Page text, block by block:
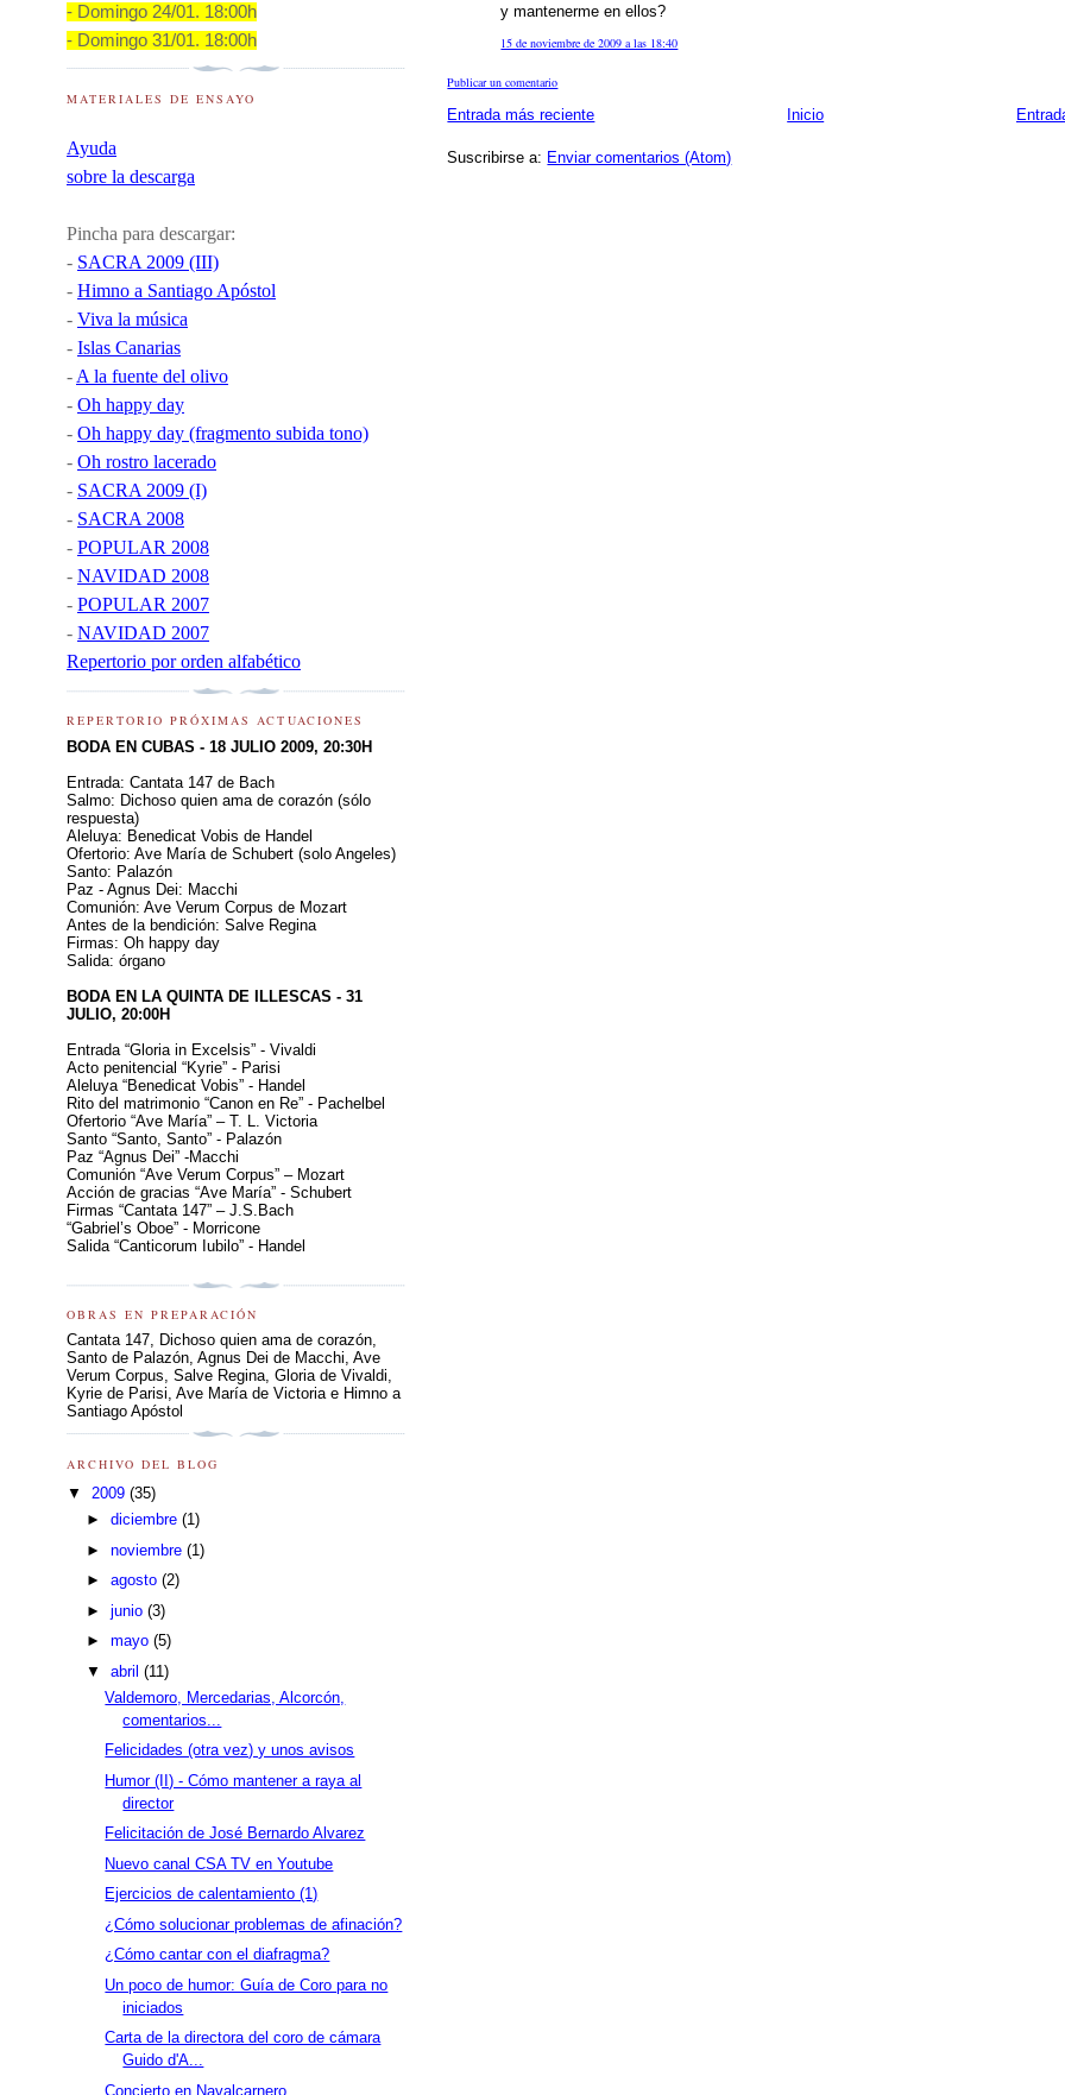
y mantenerme en ellos?
15 de noviembre de 2009 a las 18:40
Publicar un comentario
Entrada más reciente Inicio
Suscribirse a: Enviar comentarios (Atom)
- Domingo 24/01. 18:00h
- Domingo 31/01. 18:00h
MATERIALES DE ENSAYO
Ayuda
sobre la descarga
Pincha para descargar:
- SACRA 2009 (III)
- Himno a Santiago Apóstol
- Viva la música
- Islas Canarias
- A la fuente del olivo
- Oh happy day
- Oh happy day (fragmento subida tono)
- Oh rostro lacerado
- SACRA 2009 (I)
- SACRA 2008
- POPULAR 2008
- NAVIDAD 2008
- POPULAR 2007
- NAVIDAD 2007
Repertorio por orden alfabético
REPERTORIO PRÓXIMAS ACTUACIONES
BODA EN CUBAS - 18 JULIO 2009, 20:30H
Entrada: Cantata 147 de Bach
Salmo: Dichoso quien ama de corazón (sólo
respuesta)
Aleluya: Benedicat Vobis de Handel
Ofertorio: Ave María de Schubert (solo Angeles)
Santo: Palazón
Paz - Agnus Dei: Macchi
Comunión: Ave Verum Corpus de Mozart
Antes de la bendición: Salve Regina
Firmas: Oh happy day
Salida: órgano
BODA EN LA QUINTA DE ILLESCAS - 31
JULIO, 20:00H
Entrada “Gloria in Excelsis” - Vivaldi
Acto penitencial “Kyrie” - Parisi
Aleluya “Benedicat Vobis” - Handel
Rito del matrimonio “Canon en Re” - Pachelbel
Ofertorio “Ave María” – T. L. Victoria
Santo “Santo, Santo” - Palazón
Paz “Agnus Dei” -Macchi
Comunión “Ave Verum Corpus” – Mozart
Acción de gracias “Ave María” - Schubert
Firmas “Cantata 147” – J.S.Bach
“Gabriel’s Oboe” - Morricone
Salida “Canticorum Iubilo” - Handel
OBRAS EN PREPARACIÓN
Cantata 147, Dichoso quien ama de corazón,
Santo de Palazón, Agnus Dei de Macchi, Ave
Verum Corpus, Salve Regina, Gloria de Vivaldi,
Kyrie de Parisi, Ave María de Victoria e Himno a
Santiago Apóstol
ARCHIVO DEL BLOG
▼ 2009 (35)
► diciembre (1)
► noviembre (1)
► agosto (2)
► junio (3)
► mayo (5)
▼ abril (11)
Valdemoro, Mercedarias, Alcorcón,
comentarios...
Felicidades (otra vez) y unos avisos
Humor (II) - Cómo mantener a raya al
director
Felicitación de José Bernardo Alvarez
Nuevo canal CSA TV en Youtube
Ejercicios de calentamiento (1)
¿Cómo solucionar problemas de afinación?
¿Cómo cantar con el diafragma?
Un poco de humor: Guía de Coro para no
iniciados
Carta de la directora del coro de cámara
Guido d'A...
Concierto en Navalcarnero